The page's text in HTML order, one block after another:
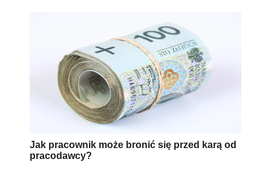
Jak pracownik może bronić się przed karą od
pracodawcy?